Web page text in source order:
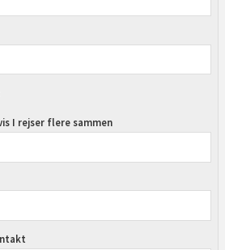
I rejser flere sammen